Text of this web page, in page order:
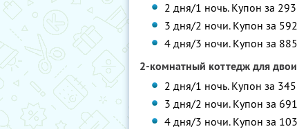
2 дня/1 ночь. Купон за
3 дня/2 ночи. Купон за
4 дня/3 ночи. Купон за
2-комнатный коттедж для
2 дня/1 ночь. Купон за
3 дня/2 ночи. Купон за
4 дня/3 ночи. Купон за